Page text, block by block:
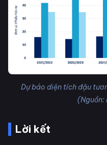
Dự báo diện tích đậu
Lời kết